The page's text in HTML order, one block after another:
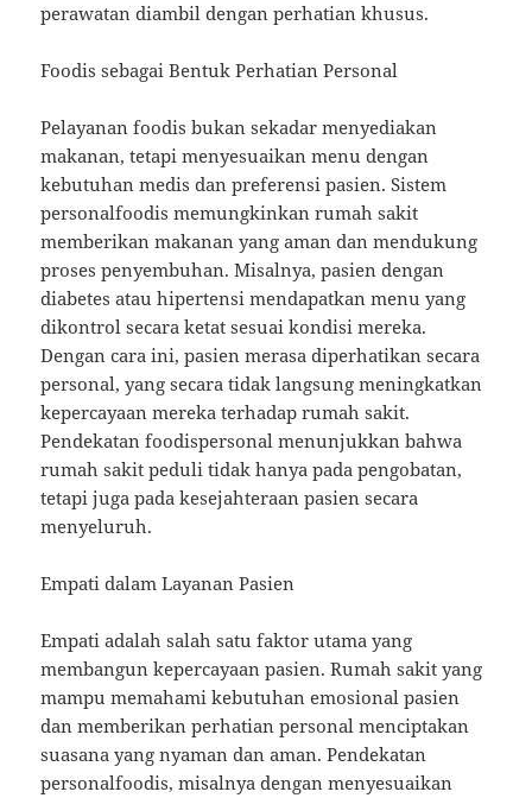
perawatan diambil dengan perhatian khusus.
Foodis sebagai Bentuk Perhatian Personal
Pelayanan foodis bukan sekadar menyediakan
makanan, tetapi menyesuaikan menu dengan
kebutuhan medis dan preferensi pasien. Sistem
personalfoodis memungkinkan rumah sakit
memberikan makanan yang aman dan mendukung
proses penyembuhan. Misalnya, pasien dengan
diabetes atau hipertensi mendapatkan menu yang
dikontrol secara ketat sesuai kondisi mereka.
Dengan cara ini, pasien merasa diperhatikan secara
personal, yang secara tidak langsung meningkatkan
kepercayaan mereka terhadap rumah sakit.
Pendekatan foodispersonal menunjukkan bahwa
rumah sakit peduli tidak hanya pada pengobatan,
tetapi juga pada kesejahteraan pasien secara
menyeluruh.
Empati dalam Layanan Pasien
Empati adalah salah satu faktor utama yang
membangun kepercayaan pasien. Rumah sakit yang
mampu memahami kebutuhan emosional pasien
dan memberikan perhatian personal menciptakan
suasana yang nyaman dan aman. Pendekatan
personalfoodis, misalnya dengan menyesuaikan